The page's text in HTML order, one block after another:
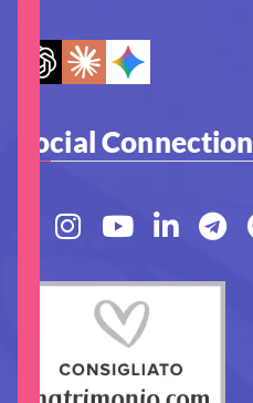
Social Connection